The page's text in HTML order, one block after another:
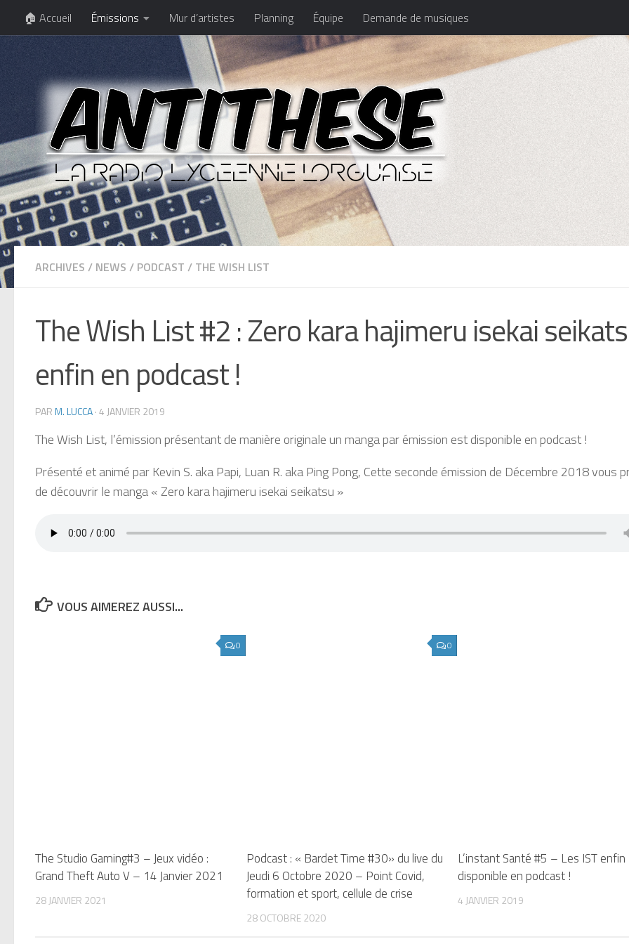
🏠 Accueil Émissions Mur d’artistes Planning Équipe Demande de musiques
ARCHIVES / NEWS / PODCAST / THE WISH LIST
The Wish List #2 : Zero kara hajimeru isekai
enfin en podcast !
PARM. LUCCA·4 JANVIER 2019
The Wish List, l’émission présentant de manière originale un manga par émission est disponible en podcast !
Présenté et animé par Kevin S. aka Papi, Luan R. aka Ping Pong, Cette seconde émission de Décembre 2018 vous
de découvrir le manga « Zero kara hajimeru isekai seikatsu »
VOUS AIMEREZ AUSSI...
0
The Studio Gaming#3 – Jeux vidéo :
Grand Theft Auto V – 14 Janvier 2021
28 JANVIER 2021
0
Podcast : « Bardet Time #30» du live du
Jeudi 6 Octobre 2020 – Point Covid,
formation et sport, cellule de crise
28 OCTOBRE 2020
L’instant Santé #5 – Les IST enfin
disponible en podcast !
4 JANVIER 2019